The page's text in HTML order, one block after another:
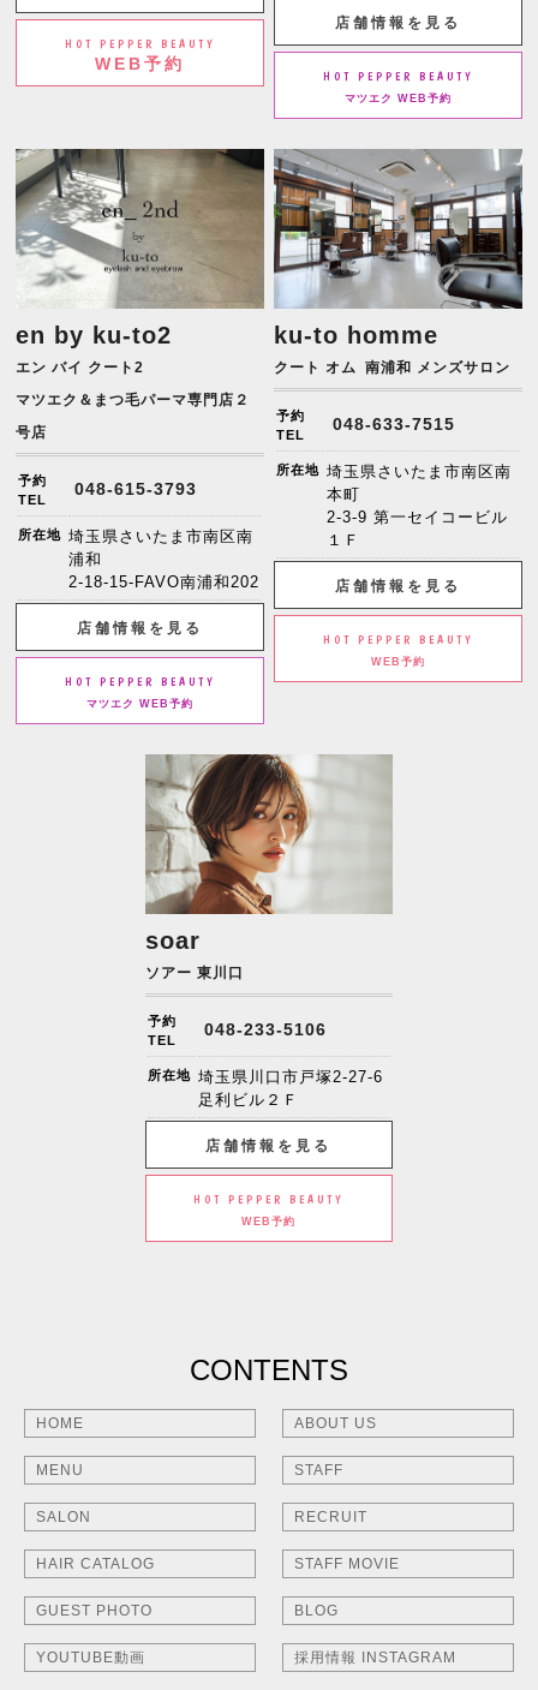
HOT PEPPER BEAUTY
WEB予約
店舗情報を見る
HOT PEPPER BEAUTY
マツエク WEB予約
en by ku-to2
エン バイ クート2
マツエク＆まつ毛パーマ専門店２
号店
予約
TEL
048-615-3793
所在地 埼玉県さいたま市南区南
浦和
2-18-15-FAVO南浦和202
店舗情報を見る
HOT PEPPER BEAUTY
マツエク WEB予約
ku-to homme
クート オム 南浦和 メンズサロン
予約
TEL
048-633-7515
所在地 埼玉県さいたま市南区南
本町
2-3-9 第一セイコービル
１Ｆ
店舗情報を見る
HOT PEPPER BEAUTY
WEB予約
soar
ソアー 東川口
予約
TEL
048-233-5106
所在地 埼玉県川口市戸塚2-27-6
足利ビル２Ｆ
店舗情報を見る
HOT PEPPER BEAUTY
WEB予約
CONTENTS
HOME ABOUT US
MENU STAFF
SALON RECRUIT
HAIR CATALOG STAFF MOVIE
GUEST PHOTO BLOG
YOUTUBE動画 採用情報 INSTAGRAM